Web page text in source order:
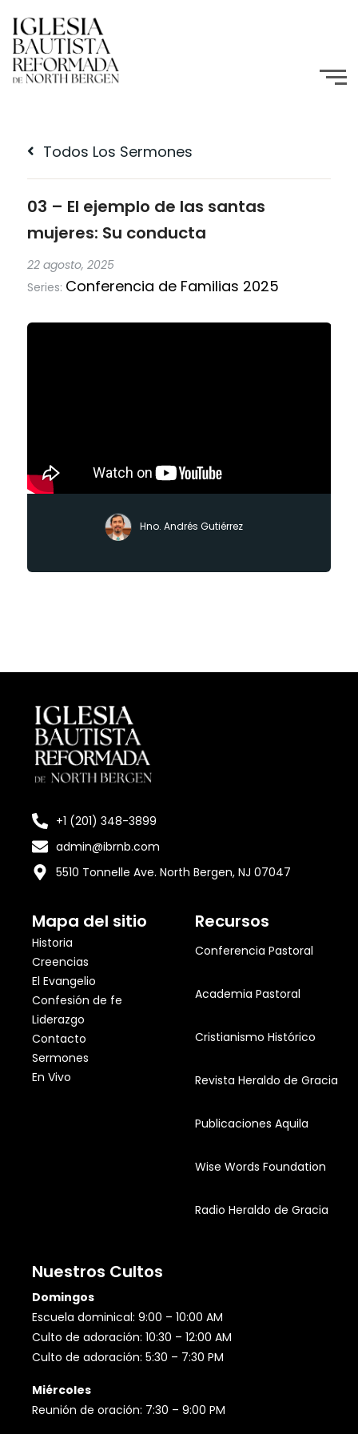
Todos Los Sermones
03 – El ejemplo de las santas
mujeres: Su conducta
22 agosto, 2025
Series: Conferencia de Familias 2025
Hno. Andrés Gutiérrez
+1 (201) 348-3899
admin@ibrnb.com
5510 Tonnelle Ave. North Bergen, NJ 07047
Mapa del sitio
Historia
Creencias
El Evangelio
Confesión de fe
Liderazgo
Contacto
Sermones
En Vivo
Recursos
Conferencia Pastoral
Academia Pastoral
Cristianismo Histórico
Revista Heraldo de Gracia
Publicaciones Aquila
Wise Words Foundation
Radio Heraldo de Gracia
Nuestros Cultos
Domingos
Escuela dominical: 9:00 – 10:00 AM
Culto de adoración: 10:30 – 12:00 AM
Culto de adoración: 5:30 – 7:30 PM
Miércoles
Reunión de oración: 7:30 – 9:00 PM